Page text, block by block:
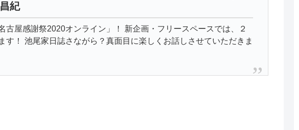
紀
古屋感謝祭2020オンライン」！ 新企画・フリースペースでは、２
す！ 池尾家日誌さながら？真面目に楽しくお話しさせていただきま